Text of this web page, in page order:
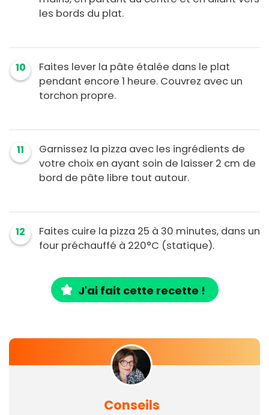
les bords du plat.
10
Faites lever la pâte étalée dans le plat
pendant encore 1 heure. Couvrez avec un
torchon propre.
11
Garnissez la pizza avec les ingrédients de
votre choix en ayant soin de laisser 2 cm de
bord de pâte libre tout autour.
12
Faites cuire la pizza 25 à 30 minutes, dans un
four préchauffé à 220°C (statique).
J'ai fait cette recette !
Conseils